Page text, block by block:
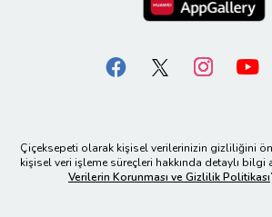
Çiçeksepeti olarak kişisel verilerinizin gizliliğini
kişisel veri işleme süreçleri hakkında detaylı bilgi
Verilerin Korunması ve Gizlilik Politikası